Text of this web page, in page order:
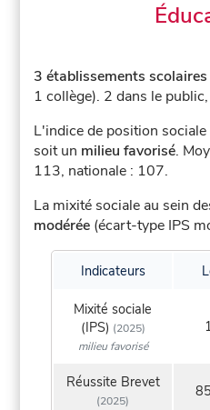
3 établissements scolaires
1 collège). 2 dans le
L'indice de position
soit un milieu favorisé.
113, nationale : 107.
La mixité sociale au sein
modérée (écart-type IPS
Indicateurs
Mixité sociale
(IPS) (2025)
milieu favorisé
Réussite Brevet
(2025)